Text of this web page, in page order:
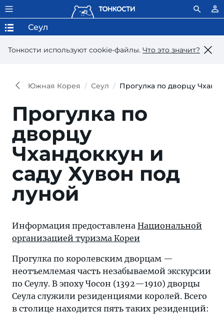
Тонкости используют сookie-файлы. Что это значит?
Сеул
Южная Корея Сеул Прогулка по дворцу
Прогулка по
дворцу
Чхандоккун и
саду Хувон под
луной
Информация предоставлена Национальной
организацией туризма Кореи
Прогулка по королевским дворцам —
неотъемлемая часть незабываемой экскурсии
по Сеулу. В эпоху Чосон (1392—1910) дворцы
Сеула служили резиденциями королей. Всего
в столице находится пять таких резиденций: